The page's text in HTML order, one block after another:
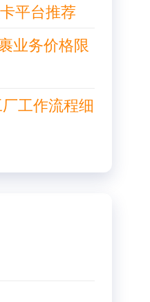
平台推荐
业务价格限
工作流程细